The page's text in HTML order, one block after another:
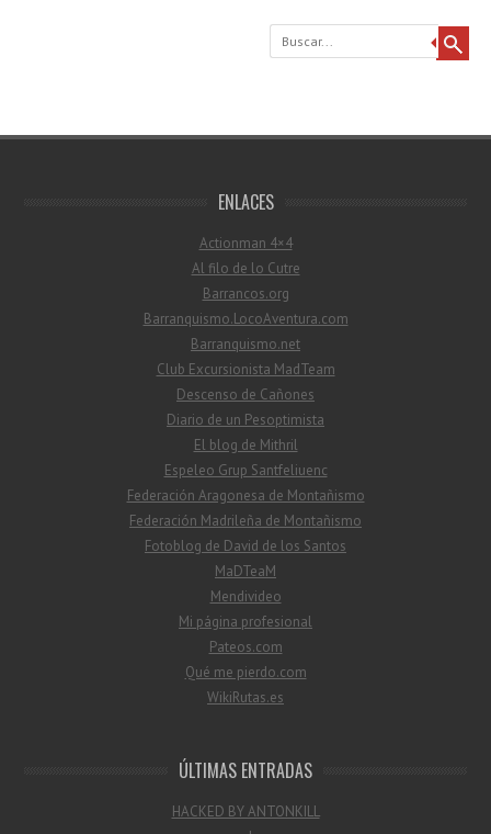
Buscar
ENLACES
Actionman 4×4
Al filo de lo Cutre
Barrancos.org
Barranquismo.LocoAventura.com
Barranquismo.net
Club Excursionista MadTeam
Descenso de Cañones
Diario de un Pesoptimista
El blog de Mithril
Espeleo Grup Santfeliuenc
Federación Aragonesa de Montañismo
Federación Madrileña de Montañismo
Fotoblog de David de los Santos
MaDTeaM
Mendivideo
Mi página profesional
Pateos.com
Qué me pierdo.com
WikiRutas.es
ÚLTIMAS ENTRADAS
HACKED BY ANTONKILL